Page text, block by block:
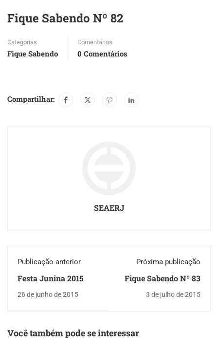
Fique Sabendo Nº 82
Categorias
Fique Sabendo
Comentários
0 Comentários
Compartilhar:
SEAERJ
Publicação anterior
Festa Junina 2015
26 de junho de 2015
Próxima publicação
Fique Sabendo Nº 83
3 de julho de 2015
Você também pode se interessar